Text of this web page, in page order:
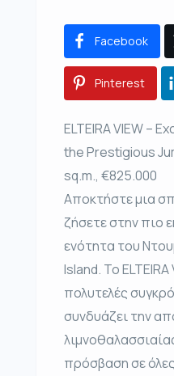
Facebook
Pinterest
ELTEIRA VIEW –
the Prestigious
sq.m., €825.000
Αποκτήστε μια
ζήσετε στην πιο
ενότητα του
Island. Το ELTEIRA
πολυτελές
συνδυάζει την
πρόσβαση σε